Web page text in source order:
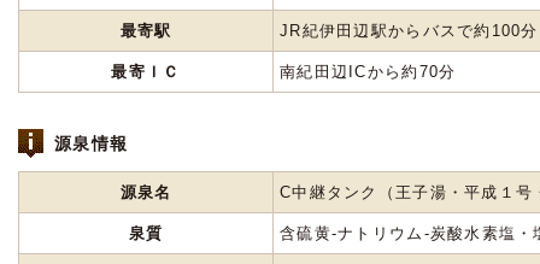
最寄駅 JR紀伊田辺駅からバスで約100分
最寄ＩＣ 南紀田辺ICから約70分
源泉情報
源泉名 C中継タンク（王子湯・平成１号
泉質 含硫黄-ナトリウム-炭酸水素塩・